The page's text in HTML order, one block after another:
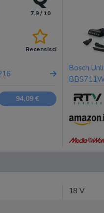
7.9 / 10
Recensisci
Bosch
94,09 €
18 V